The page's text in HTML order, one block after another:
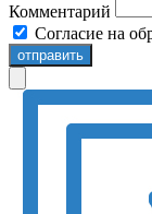
Комментарий
Согласие на
отправить